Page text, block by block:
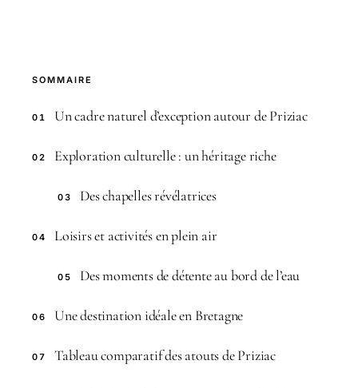
SOMMAIRE
01 Un cadre naturel d’exception autour de Priziac
02 Exploration culturelle : un héritage riche
03 Des chapelles révélatrices
04 Loisirs et activités en plein air
05 Des moments de détente au bord de l’eau
06 Une destination idéale en Bretagne
07 Tableau comparatif des atouts de Priziac